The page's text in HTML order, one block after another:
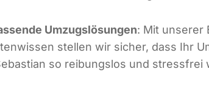
Umzugslösungen: Mit unserer
stellen wir sicher, dass Ihr
so reibungslos und stressfrei